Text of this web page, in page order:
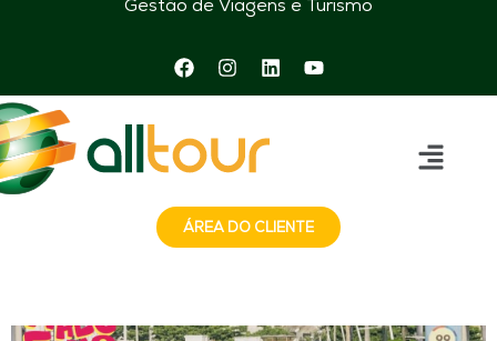
Gestão de Viagens e Turismo
ÁREA DO CLIENTE